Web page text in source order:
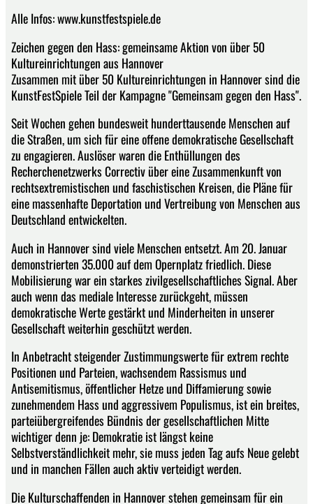
Alle Infos: www.kunstfestspiele.de
Zeichen gegen den Hass: gemeinsame Aktion von über 50
Kultureinrichtungen aus Hannover
Zusammen mit über 50 Kultureinrichtungen in Hannover sind die
KunstFestSpiele Teil der Kampagne "Gemeinsam gegen den Hass".
Seit Wochen gehen bundesweit hunderttausende Menschen auf
die Straßen, um sich für eine offene demokratische Gesellschaft
zu engagieren. Auslöser waren die Enthüllungen des
Recherchenetzwerks Correctiv über eine Zusammenkunft von
rechtsextremistischen und faschistischen Kreisen, die Pläne für
eine massenhafte Deportation und Vertreibung von Menschen aus
Deutschland entwickelten.
Auch in Hannover sind viele Menschen entsetzt. Am 20. Januar
demonstrierten 35.000 auf dem Opernplatz friedlich. Diese
Mobilisierung war ein starkes zivilgesellschaftliches Signal. Aber
auch wenn das mediale Interesse zurückgeht, müssen
demokratische Werte gestärkt und Minderheiten in unserer
Gesellschaft weiterhin geschützt werden.
In Anbetracht steigender Zustimmungswerte für extrem rechte
Positionen und Parteien, wachsendem Rassismus und
Antisemitismus, öffentlicher Hetze und Diffamierung sowie
zunehmendem Hass und aggressivem Populismus, ist ein breites,
parteiübergreifendes Bündnis der gesellschaftlichen Mitte
wichtiger denn je: Demokratie ist längst keine
Selbstverständlichkeit mehr, sie muss jeden Tag aufs Neue gelebt
und in manchen Fällen auch aktiv verteidigt werden.
Die Kulturschaffenden in Hannover stehen gemeinsam für ein